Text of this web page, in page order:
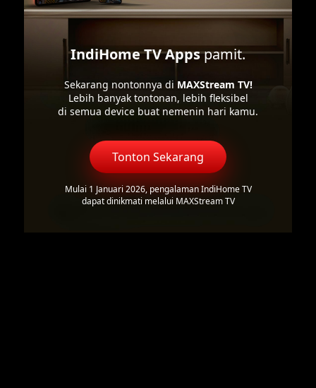
IndiHome TV Appspamit.
Sekarang nontonnya di MAXStream TV!
Lebih banyak tontonan, lebih fleksibel
di semua device buat nemenin hari kamu.
Tonton Sekarang
Mulai 1 Januari 2026, pengalaman IndiHome TV
dapat dinikmati melalui MAXStream TV